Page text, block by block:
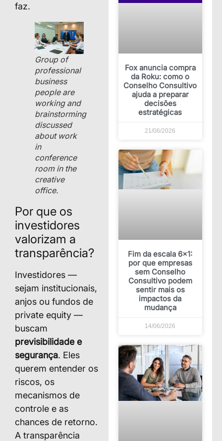
faz.
Group of
professional
business
people are
working and
brainstorming
discussed
about work
in
conference
room in the
creative
office.
Por que os
investidores
valorizam a
transparência?
Investidores —
sejam institucionais,
anjos ou fundos de
private equity —
buscam
previsibilidade e
segurança. Eles
querem entender os
riscos, os
mecanismos de
controle e as
chances de retorno.
A transparência
Fox anuncia compra
da Roku: como o
Conselho Consultivo
ajuda a preparar
decisões
estratégicas
21/06/2026
Fim da escala 6×1:
por que empresas
sem Conselho
Consultivo podem
sentir mais os
impactos da
mudança
14/06/2026